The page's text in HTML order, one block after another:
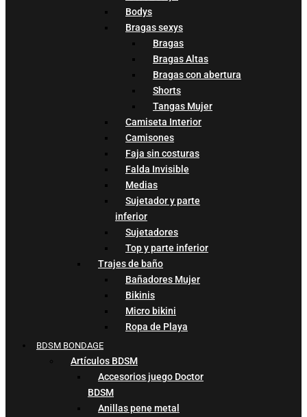
Bodys
Bragas sexys
Bragas
Bragas Altas
Bragas con abertura
Shorts
Tangas Mujer
Camiseta Interior
Camisones
Faja sin costuras
Falda Invisible
Medias
Sujetador y parte
inferior
Sujetadores
Top y parte inferior
Trajes de baño
Bañadores Mujer
Bikinis
Micro bikini
Ropa de Playa
BDSM BONDAGE
Artículos BDSM
Accesorios juego Doctor
BDSM
Anillas pene metal